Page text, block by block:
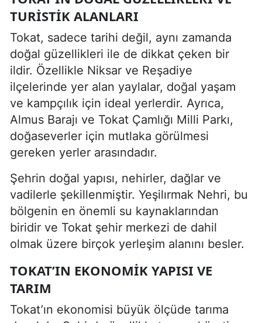
TURISTIK ALANLARI
Tokat, sadece tarihi değil, aynı zamanda
doğal güzellikleri ile de dikkat çeken bir
ildir. Özellikle Niksar ve Reşadiye
ilçelerinde yer alan yaylalar, doğal yaşam
ve kampçılık için ideal yerlerdir. Ayrıca,
Almus Barajı ve Tokat Çamlığı Milli Parkı,
doğaseverler için mutlaka görülmesi
gereken yerler arasındadır.
Şehrin doğal yapısı, nehirler, dağlar ve
vadilerle şekillenmiştir. Yeşilırmak Nehri, bu
bölgenin en önemli su kaynaklarından
biridir ve Tokat şehir merkezi de dahil
olmak üzere birçok yerleşim alanını besler.
TOKAT’IN EKONOMIK YAPISI VE
TARIM
Tokat’ın ekonomisi büyük ölçüde tarıma